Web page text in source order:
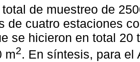
total de muestreo de
de cuatro estaciones
se hicieron en total 20
m2. En síntesis, para el